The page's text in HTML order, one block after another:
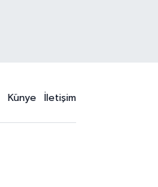
Künye İletişim